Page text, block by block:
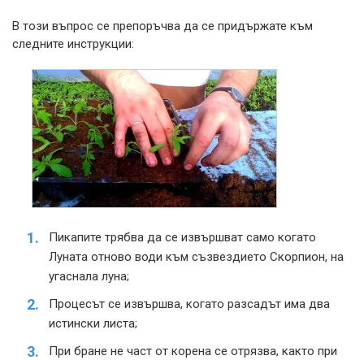
В този въпрос се препоръчва да се придържате към
следните инструкции:
Пикапите трябва да се извършват само когато
Луната отново води към съзвездието Скорпион, на
угаснала луна;
Процесът се извършва, когато разсадът има два
истински листа;
При бране не част от корена се отрязва, както при